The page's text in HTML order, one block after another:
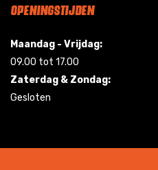
OPENINGSTIJDEN
Maandag - Vrijdag:
09.00 tot 17.00
Zaterdag & Zondag:
Gesloten